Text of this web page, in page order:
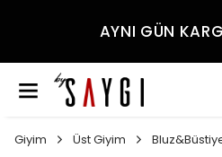
AYNI GÜN
Giyim Üst Giyim